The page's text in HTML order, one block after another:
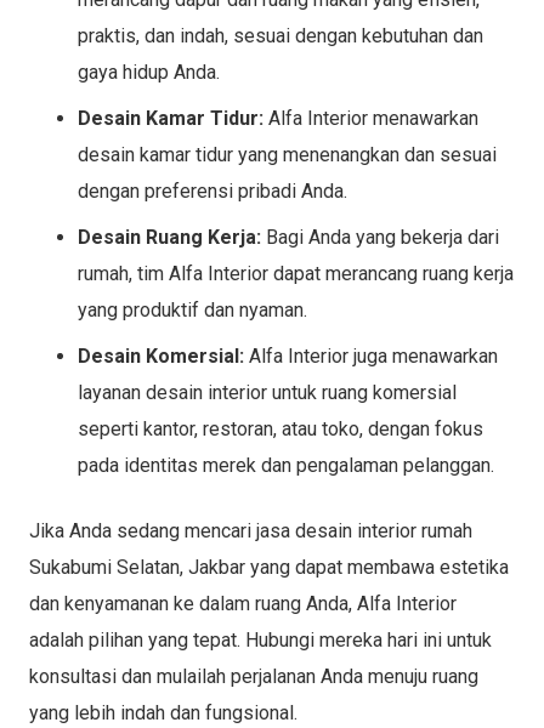
praktis, dan indah, sesuai dengan kebutuhan dan
gaya hidup Anda.
Desain Kamar Tidur: Alfa Interior menawarkan
desain kamar tidur yang menenangkan dan sesuai
dengan preferensi pribadi Anda.
Desain Ruang Kerja: Bagi Anda yang bekerja dari
rumah, tim Alfa Interior dapat merancang ruang kerja
yang produktif dan nyaman.
Desain Komersial: Alfa Interior juga menawarkan
layanan desain interior untuk ruang komersial
seperti kantor, restoran, atau toko, dengan fokus
pada identitas merek dan pengalaman pelanggan.
Jika Anda sedang mencari jasa desain interior rumah
Sukabumi Selatan, Jakbar yang dapat membawa estetika
dan kenyamanan ke dalam ruang Anda, Alfa Interior
adalah pilihan yang tepat. Hubungi mereka hari ini untuk
konsultasi dan mulailah perjalanan Anda menuju ruang
yang lebih indah dan fungsional.